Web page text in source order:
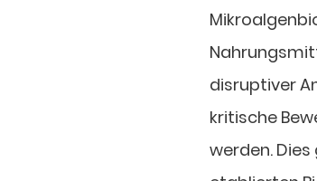
disruptiver
kritische
werden.